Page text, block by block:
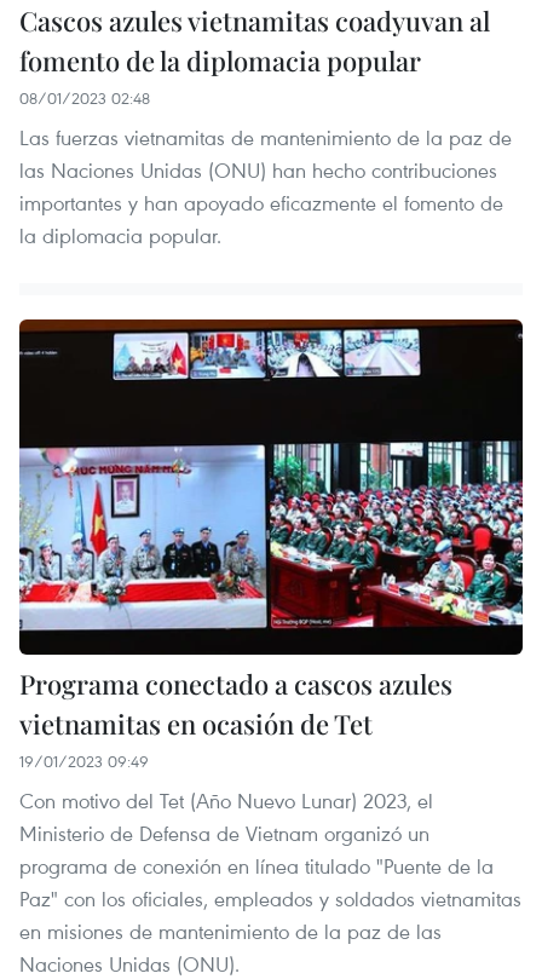
Cascos azules vietnamitas coadyuvan al
fomento de la diplomacia popular
08/01/2023 02:48
Las fuerzas vietnamitas de mantenimiento de la paz de
las Naciones Unidas (ONU) han hecho contribuciones
importantes y han apoyado eficazmente el fomento de
la diplomacia popular.
Programa conectado a cascos azules
vietnamitas en ocasión de Tet
19/01/2023 09:49
Con motivo del Tet (Año Nuevo Lunar) 2023, el
Ministerio de Defensa de Vietnam organizó un
programa de conexión en línea titulado "Puente de la
Paz" con los oficiales, empleados y soldados vietnamitas
en misiones de mantenimiento de la paz de las
Naciones Unidas (ONU).